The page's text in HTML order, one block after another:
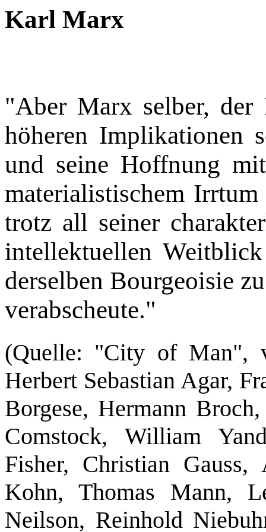
Karl Marx
"Aber Marx selber, der
höheren Implikationen
und seine Hoffnung
materialistischem
trotz all seiner
intellektuellen
derselben Bourgeoisie
verabscheute."
(Quelle: "City of Man",
Herbert Sebastian Agar,
Borgese, Hermann
Comstock, William
Fisher, Christian Gauss,
Kohn, Thomas Mann,
Neilson, Reinhold